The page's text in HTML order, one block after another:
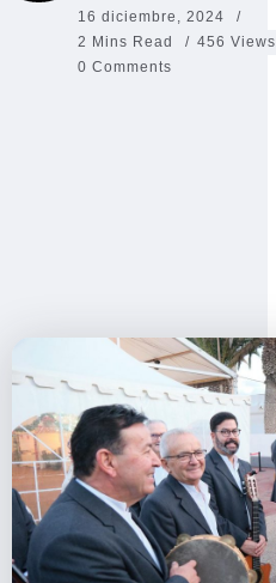
16 diciembre, 2024
2 Mins Read
456 Views
0 Comments